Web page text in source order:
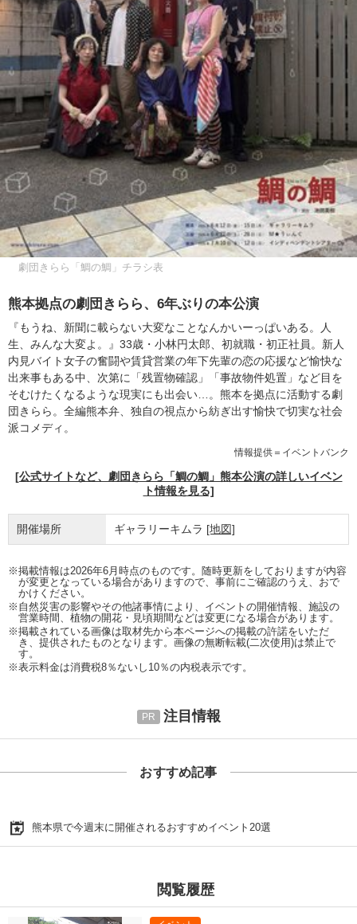
劇団きらら「鯛の鯛」チラシ表
熊本拠点の劇団きらら、6年ぶりの本公演
『もうね、新聞に載らない大変なことなんかいーっぱいある。人
生、みんな大変よ。』33歳・小林円太郎、初就職・初正社員。新人
内見バイト女子の奮闘や賃貸営業の年下先輩の恋の応援など愉快な
出来事もある中、次第に「残置物確認」「事故物件処置」など目を
そむけたくなるような現実にも出会い…。熊本を拠点に活動する劇
団きらら。全編熊本弁、独自の視点から紡ぎ出す愉快で切実な社会
派コメディ。
情報提供＝イベントバンク
[公式サイトなど、劇団きらら「鯛の鯛」熊本公演の詳しいイベン
ト情報を見る]
開催場所 ギャラリーキムラ [地図]
※掲載情報は2026年6月時点のものです。随時更新をしておりますが内容
が変更となっている場合がありますので、事前にご確認のうえ、おで
かけください。
※自然災害の影響やその他諸事情により、イベントの開催情報、施設の
営業時間、植物の開花・見頃期間などは変更になる場合があります。
※掲載されている画像は取材先から本ページへの掲載の許諾をいただ
き、提供されたものとなります。画像の無断転載(二次使用)は禁止で
す。
※表示料金は消費税8％ないし10％の内税表示です。
注目情報
おすすめ記事
熊本県で今週末に開催されるおすすめイベント20選
閲覧履歴